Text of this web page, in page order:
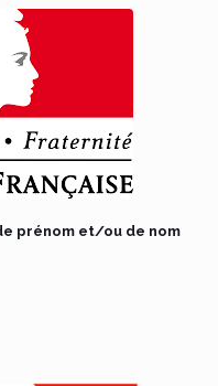
prénom et/ou de nom